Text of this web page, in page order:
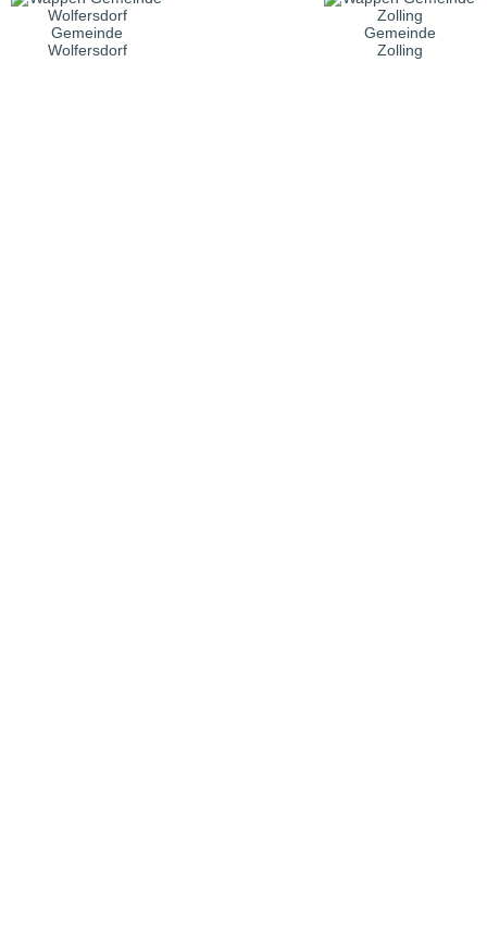
Gemeinde
Wolfersdorf
Gemeinde
Zolling